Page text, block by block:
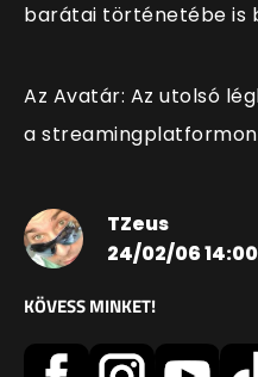
barátai történetébe is
Az Avatár: Az utolsó
a
TZeus
24/02/06 14:00
KÖVESS MINKET!